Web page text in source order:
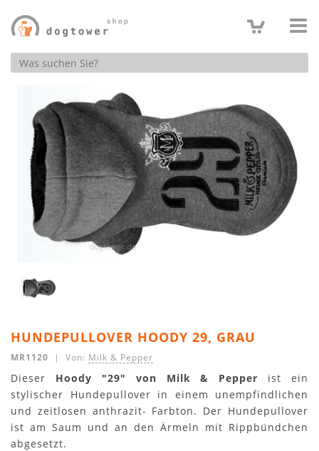
Produktsuche
HUNDEPULLOVER HOODY 29, GRAU
MR1120 | Von: Milk & Pepper
Dieser Hoody "29" von Milk & Pepper ist ein
stylischer Hundepullover in einem unempfindlichen
und zeitlosen anthrazit- Farbton. Der Hundepullover
ist am Saum und an den Ärmeln mit Rippbündchen
abgesetzt.